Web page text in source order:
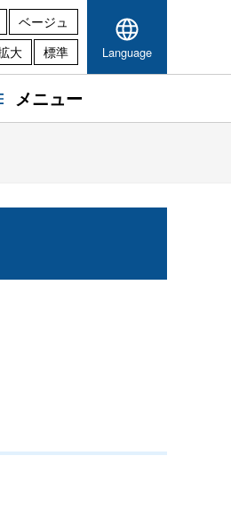
ベージュ
大 標準 Language
メニュー